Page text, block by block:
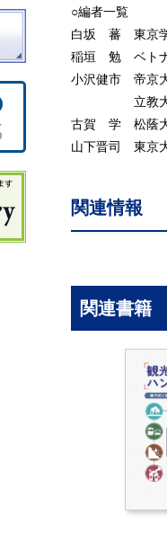
1.11 観光主
1.12 観光動
1.13 観光消
1.14 観光にお
1.15 地域振
1.16 アウトバ
1.17 インバウ
1.20 マスツ
1.21 観光と
1.24 観光と
1.26 世界遺
1.27 観光と
1.28 観光と
1.29 観光客
1.30 観光研
1.31 観光教
2．観光の行政
○編者一覧
白坂 蕃 東京学
稲垣 勉 ベトナ
小沢健市 帝京
立教大学
古賀 学 松蔭
山下晋司 東京
関連情報
関連書籍